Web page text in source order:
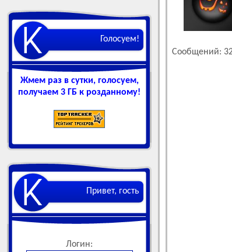
Голосуем!
Жмем раз в сутки, голосуем,
получаем 3 ГБ к розданному!
Привет, гость
Логин:
Сообщений: